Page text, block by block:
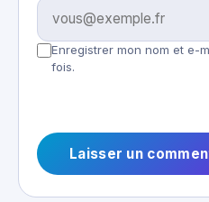
Enregistrer mon nom et e-
fois.